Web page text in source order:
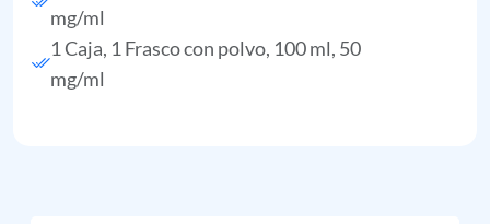
mg/ml
1 Caja, 1 Frasco con polvo, 100 ml, 50
mg/ml